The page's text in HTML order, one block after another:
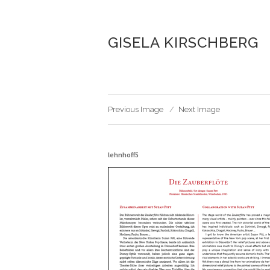
GISELA KIRSCHBERG
Previous Image Next Image
lehnhoff5